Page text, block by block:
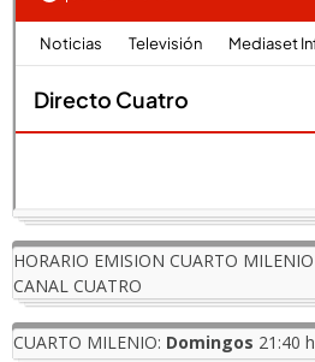
HORARIO EMISION CUARTO
CANAL CUATRO
CUARTO MILENIO: Domingos 21:40